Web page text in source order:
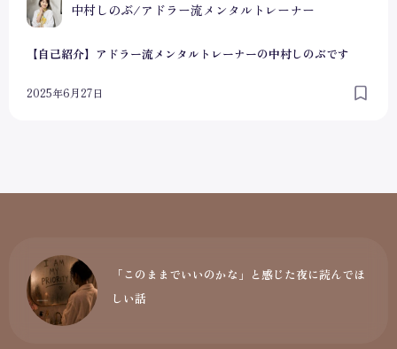
中村しのぶ/アドラー流メンタルトレーナー
【自己紹介】アドラー流メンタルトレーナーの中村しのぶです
2025年6月27日
「このままでいいのかな」と感じた夜に読んでほ
しい話